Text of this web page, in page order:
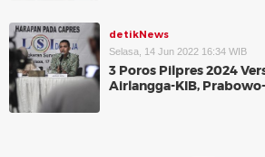
detikNews
Selasa, 14 Jun 2022 16:34 WIB
3 Poros Pilpres 2024
Airlangga-KIB,